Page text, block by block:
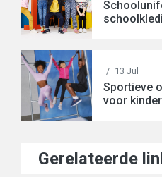
/ 13 Jul
Sportieve
voor
Gerelateerde